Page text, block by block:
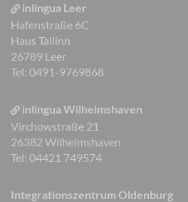
inlingua Leer
Hafenstraße 6C
Haus Tallinn
26789 Leer
Tel: 0491-9769868
inlingua Wilhelmshaven
Virchowstraße 21
26382 Wilhelmshaven
Tel: 04421 749574
Integrationszentrum Oldenburg